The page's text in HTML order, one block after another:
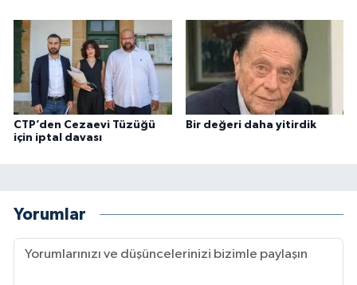
CTP’den Cezaevi Tüzüğü
için iptal davası
Bir değeri daha yitirdik
Yorumlar